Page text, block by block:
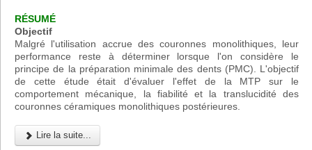
RÉSUMÉ
Objectif
Malgré l'utilisation accrue des couronnes monolithiques, leur
performance reste à déterminer lorsque l'on considère le
principe de la préparation minimale des dents (PMC). L'objectif
de cette étude était d'évaluer l'effet de la MTP sur le
comportement mécanique, la fiabilité et la translucidité des
couronnes céramiques monolithiques postérieures.
Lire la suite...